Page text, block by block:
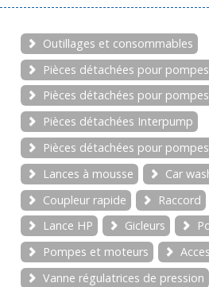
Outillages et consommables
Pièces détachées pour
Pièces détachées pour
Pièces détachées Interpump
Pièces détachées pour
Lances à mousse
Car
Coupleur rapide
Raccord
Lance HP
Gicleurs
Pompes et moteurs
Vanne régulatrices de pression